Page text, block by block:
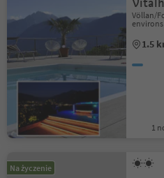
Völlan/
environs
1.5
1
Na życzenie